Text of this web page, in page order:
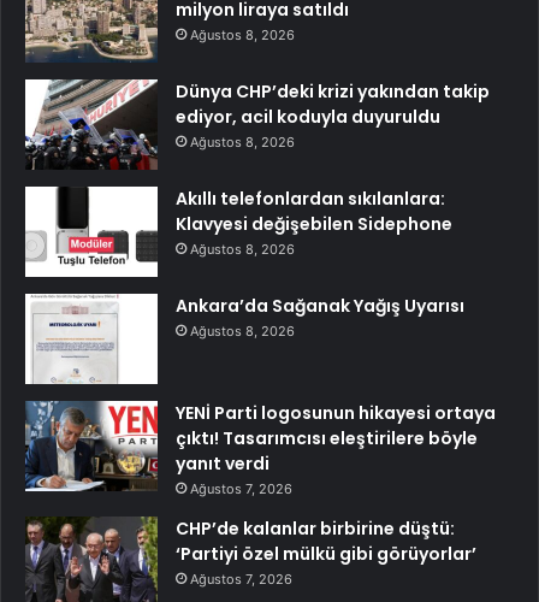
milyon liraya satıldı
Ağustos 8, 2026
Dünya CHP’deki krizi yakından takip
ediyor, acil koduyla duyuruldu
Ağustos 8, 2026
Akıllı telefonlardan sıkılanlara:
Klavyesi değişebilen Sidephone
Ağustos 8, 2026
Ankara’da Sağanak Yağış Uyarısı
Ağustos 8, 2026
YENİ Parti logosunun hikayesi ortaya
çıktı! Tasarımcısı eleştirilere böyle
yanıt verdi
Ağustos 7, 2026
CHP’de kalanlar birbirine düştü:
‘Partiyi özel mülkü gibi görüyorlar’
Ağustos 7, 2026